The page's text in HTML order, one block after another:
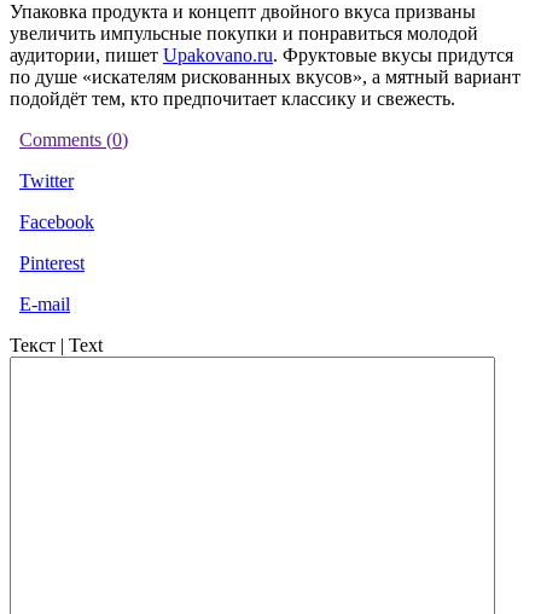
Упаковка продукта и концепт двойного вкуса призваны
увеличить импульсные покупки и понравиться молодой
аудитории, пишет Upakovano.ru. Фруктовые вкусы придутся
по душе «искателям рискованных вкусов», а мятный вариант
подойдёт тем, кто предпочитает классику и свежесть.
Comments (0)
Twitter
Facebook
Pinterest
E-mail
Текст | Text